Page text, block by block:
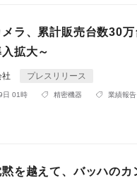
メラ、累計販売台数30
拡大～
社 プレスリリース
日 01時 精密機器 業績報告
黙を越えて、バッハの